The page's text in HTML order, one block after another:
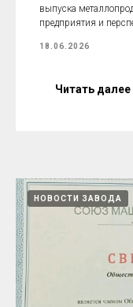
выпуска
предприятия и
18.06.2026
Читать далее
НОВОСТИ ЗАВОДА